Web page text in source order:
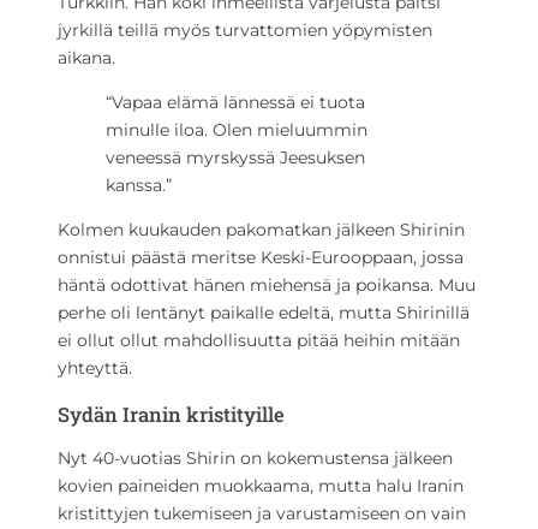
jyrkillä teillä myös turvattomien yöpymisten
aikana.
“Vapaa elämä lännessä ei tuota
minulle iloa. Olen mieluummin
veneessä myrskyssä Jeesuksen
kanssa.”
Kolmen kuukauden pakomatkan jälkeen Shirinin
onnistui päästä meritse Keski-Eurooppaan, jossa
häntä odottivat hänen miehensä ja poikansa. Muu
perhe oli lentänyt paikalle edeltä, mutta Shirinillä
ei ollut ollut mahdollisuutta pitää heihin mitään
yhteyttä.
Sydän Iranin kristityille
Nyt 40-vuotias Shirin on kokemustensa jälkeen
kovien paineiden muokkaama, mutta halu Iranin
kristittyjen tukemiseen ja varustamiseen on vain